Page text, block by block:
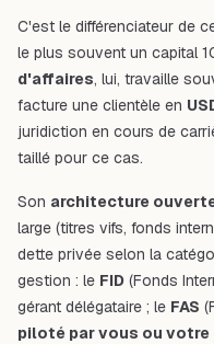
C'est le différenciateur de
le plus souvent un capital
d'affaires, lui, travaille
facture une clientèle en
juridiction en cours de
taillé pour ce cas.
Son architecture
large (titres vifs, fonds
dette privée selon la
gestion : le FID (Fonds
gérant délégataire ; le FAS
piloté par vous ou